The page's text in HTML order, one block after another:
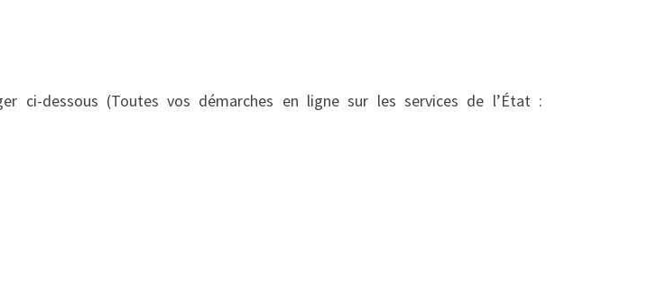
ci-dessous (Toutes vos démarches en ligne sur les services de l’État :